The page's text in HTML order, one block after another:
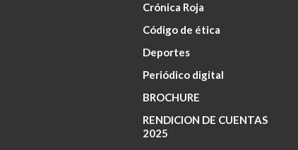
Crónica Roja
Código de ética
Deportes
Periódico digital
BROCHURE
RENDICION DE CUENTAS
2025